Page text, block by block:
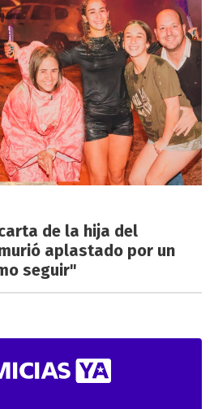
de la hija del
aplastado por un
seguir"